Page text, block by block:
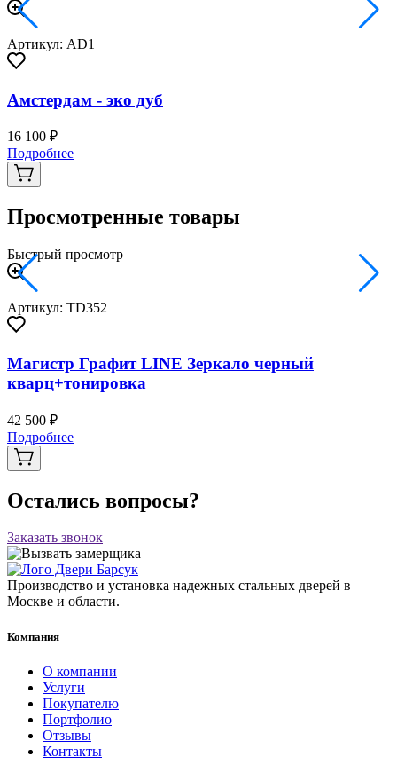
Артикул: AD1
Амстердам - эко дуб
16 100 ₽
Подробнее
Просмотренные товары
Быстрый просмотр
Артикул: TD352
Магистр Графит LINE Зеркало черный
кварц+тонировка
42 500 ₽
Подробнее
Остались вопросы?
Заказать звонок
Производство и установка надежных стальных дверей в
Москве и области.
Компания
О компании
Услуги
Покупателю
Портфолио
Отзывы
Контакты